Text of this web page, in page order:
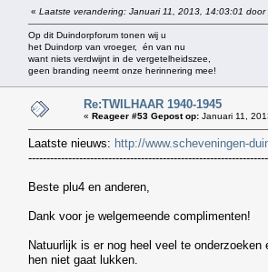
« Laatste verandering: Januari 11, 2013, 14:03:01 door
Op dit Duindorpforum tonen wij u
het Duindorp van vroeger, én van nu
want niets verdwijnt in de vergetelheidszee,
geen branding neemt onze herinnering mee!
Re:TWILHAAR 1940-1945
« Reageer #53 Gepost op: Januari 11,
Laatste nieuws: http://www.scheveningen-
Beste plu4 en anderen,
Dank voor je welgemeende complimenten!
Natuurlijk is er nog heel veel te
hen niet gaat lukken.